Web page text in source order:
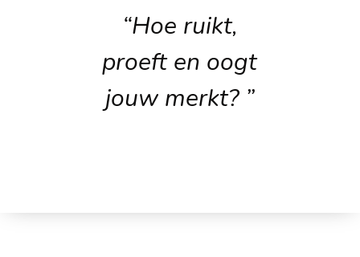
“Hoe ruikt,
proeft en oogt
jouw merkt? ”